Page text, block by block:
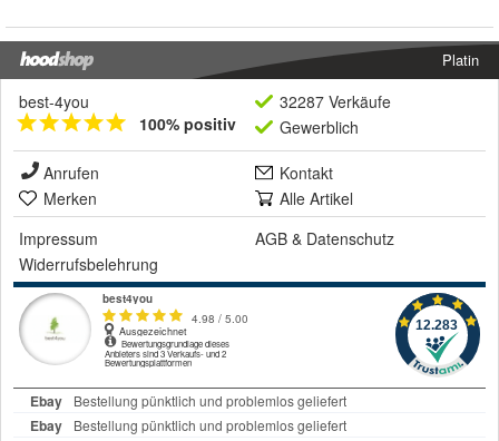
Platin
best-4you
100% positiv
32287 Verkäufe
Gewerblich
Anrufen
Kontakt
Merken
Alle Artikel
Impressum
AGB & Datenschutz
Widerrufsbelehrung